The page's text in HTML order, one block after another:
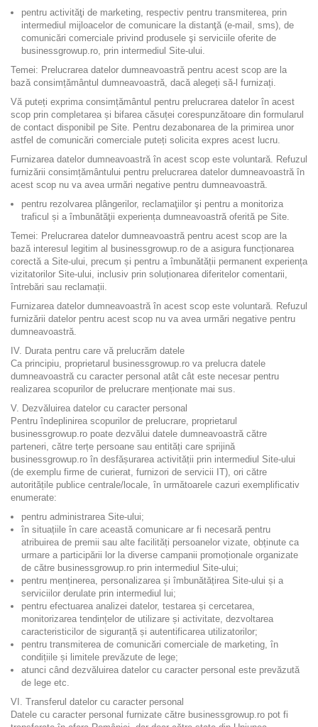
pentru activităţi de marketing, respectiv pentru transmiterea, prin
intermediul mijloacelor de comunicare la distanţă (e-mail, sms), de
comunicări comerciale privind produsele şi serviciile oferite de
businessgrowup.ro, prin intermediul Site-ului.
Temei: Prelucrarea datelor dumneavoastră pentru acest scop are la
bază consimțământul dumneavoastră, dacă alegeți să-l furnizați.
Vă puteți exprima consimțământul pentru prelucrarea datelor în acest
scop prin completarea și bifarea căsuței corespunzătoare din formularul
de contact disponibil pe Site. Pentru dezabonarea de la primirea unor
astfel de comunicări comerciale puteți solicita expres acest lucru.
Furnizarea datelor dumneavoastră în acest scop este voluntară. Refuzul
furnizării consimțământului pentru prelucrarea datelor dumneavoastră în
acest scop nu va avea urmări negative pentru dumneavoastră.
pentru rezolvarea plângerilor, reclamaţiilor şi pentru a monitoriza
traficul și a îmbunătăţii experiența dumneavoastră oferită pe Site.
Temei: Prelucrarea datelor dumneavoastră pentru acest scop are la
bază interesul legitim al businessgrowup.ro de a asigura funcționarea
corectă a Site-ului, precum și pentru a îmbunătății permanent experiența
vizitatorilor Site-ului, inclusiv prin soluționarea diferitelor comentarii,
întrebări sau reclamații.
Furnizarea datelor dumneavoastră în acest scop este voluntară. Refuzul
furnizării datelor pentru acest scop nu va avea urmări negative pentru
dumneavoastră.
IV. Durata pentru care vă prelucrăm datele
Ca principiu, proprietarul businessgrowup.ro va prelucra datele
dumneavoastră cu caracter personal atât cât este necesar pentru
realizarea scopurilor de prelucrare menționate mai sus.
V. Dezvăluirea datelor cu caracter personal
Pentru îndeplinirea scopurilor de prelucrare, proprietarul
businessgrowup.ro poate dezvălui datele dumneavoastră către
parteneri, către terțe persoane sau entități care sprijină
businessgrowup.ro în desfășurarea activității prin intermediul Site-ului
(de exemplu firme de curierat, furnizori de servicii IT), ori către
autoritățile publice centrale/locale, în următoarele cazuri exemplificativ
enumerate:
pentru administrarea Site-ului;
în situațiile în care această comunicare ar fi necesară pentru
atribuirea de premii sau alte facilități persoanelor vizate, obținute ca
urmare a participării lor la diverse campanii promoționale organizate
de către businessgrowup.ro prin intermediul Site-ului;
pentru menținerea, personalizarea și îmbunătățirea Site-ului și a
serviciilor derulate prin intermediul lui;
pentru efectuarea analizei datelor, testarea și cercetarea,
monitorizarea tendințelor de utilizare și activitate, dezvoltarea
caracteristicilor de siguranță și autentificarea utilizatorilor;
pentru transmiterea de comunicări comerciale de marketing, în
condițiile și limitele prevăzute de lege;
atunci când dezvăluirea datelor cu caracter personal este prevăzută
de lege etc.
VI. Transferul datelor cu caracter personal
Datele cu caracter personal furnizate către businessgrowup.ro pot fi